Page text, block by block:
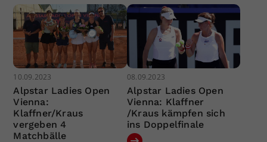
10.09.2023
Alpstar Ladies Open
Vienna:
Klaffner/Kraus
vergeben 4
Matchbälle
08.09.2023
Alpstar Ladies Open
Vienna: Klaffner
/Kraus kämpfen sich
ins Doppelfinale